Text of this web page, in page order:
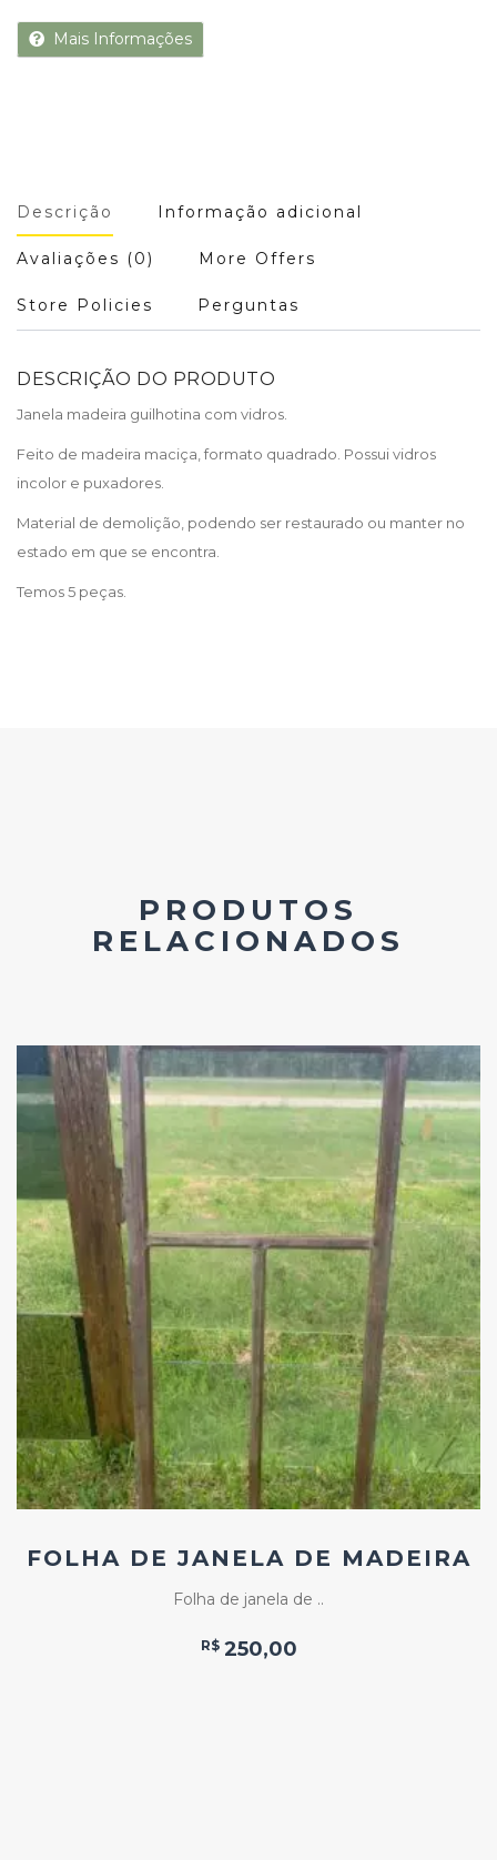
Mais Informações
Descrição Informação adicional
Avaliações (0) More Offers
Store Policies Perguntas
DESCRIÇÃO DO PRODUTO
Janela madeira guilhotina com vidros.
Feito de madeira maciça, formato quadrado. Possui vidros
incolor e puxadores.
Material de demolição, podendo ser restaurado ou manter no
estado em que se encontra.
Temos 5 peças.
PRODUTOS
RELACIONADOS
Add
ao
Favoritos
FOLHA DE JANELA DE MADEIRA
Folha de janela de ..
R$ 250,00